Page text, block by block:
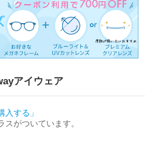
アイウェア
入する」
がついています。